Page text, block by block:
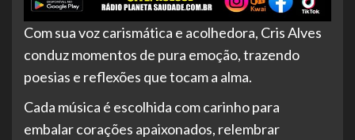
Com sua voz carismática e acolhedora, Cris Alves
conduz momentos de pura emoção, trazendo
poesias e reflexões que tocam a alma.
Cada música é escolhida com carinho para
embalar corações apaixonados, relembrar